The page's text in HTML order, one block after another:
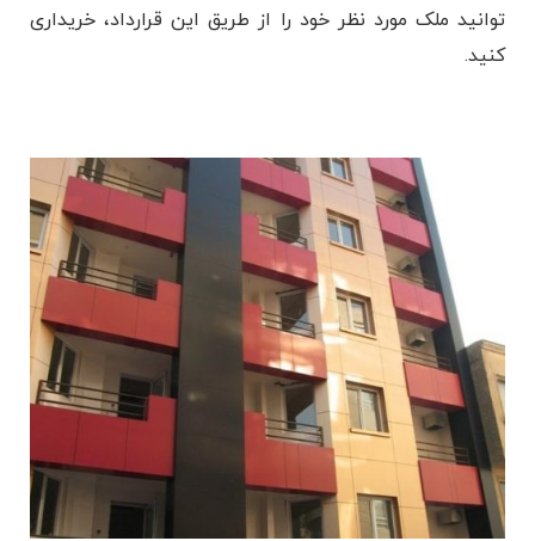
توانید ملک مورد نظر خود را از طریق این قرارداد، خریداری
کنید.